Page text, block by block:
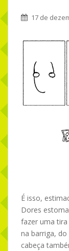
17 de
É isso,
Dores
fazer uma tira
na barriga,
cabeça